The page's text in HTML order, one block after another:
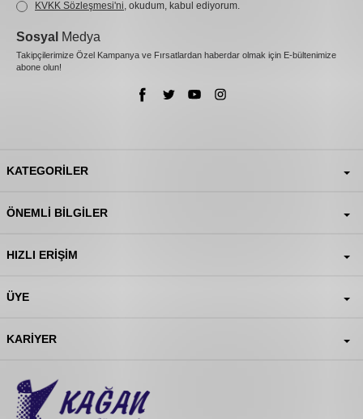
KVKK Sözleşmesi'ni , okudum, kabul ediyorum.
Sosyal Medya
Takipçilerimize Özel Kampanya ve Fırsatlardan haberdar olmak için E-bültenimize
abone olun!
KATEGORILER
ÖNEMLI BILGILER
HIZLI ERIŞIM
ÜYE
KARIYER